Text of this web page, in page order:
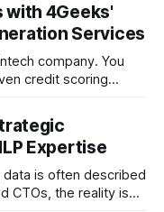
with 4Geeks'
Services
company. You
credit scoring
the ambition. But
data is locked
Expertise
is often described
CTOs, the reality is